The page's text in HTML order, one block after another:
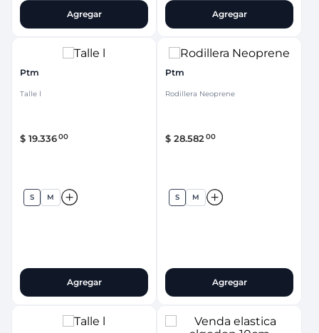
Agregar Agregar
Ptm
Talle l
$ 19.33600
S M
Agregar
Ptm
Rodillera Neoprene
$ 28.582 00
S M
Agregar